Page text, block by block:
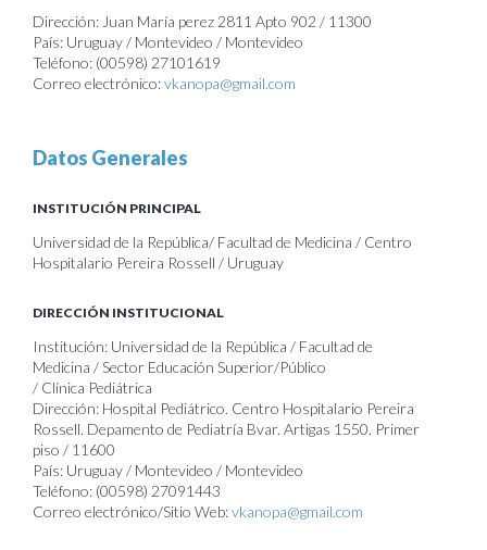
Dirección: Juan María perez 2811 Apto 902 / 11300
País: Uruguay / Montevideo / Montevideo
Teléfono: (00598) 27101619
Correo electrónico:vkanopa@gmail.com
Datos Generales
INSTITUCIÓN PRINCIPAL
Universidad de la República/ Facultad de Medicina / Centro
Hospitalario Pereira Rossell / Uruguay
DIRECCIÓN INSTITUCIONAL
Institución: Universidad de la República / Facultad de
Medicina / Sector Educación Superior/Público
/ Clínica Pediátrica
Dirección: Hospital Pediátrico. Centro Hospitalario Pereira
Rossell. Depamento de Pediatría Bvar. Artigas 1550. Primer
piso / 11600
País: Uruguay / Montevideo / Montevideo
Teléfono: (00598) 27091443
Correo electrónico/Sitio Web:vkanopa@gmail.com